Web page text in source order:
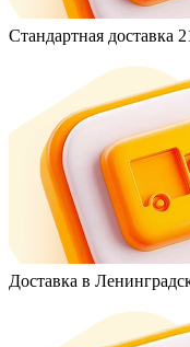
Стандартная доставка
Доставка в